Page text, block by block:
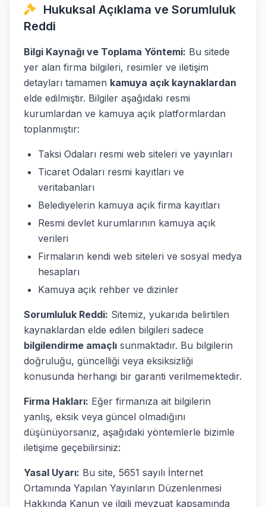
Hukuksal Açıklama ve Sorumluluk
Reddi
Bilgi Kaynağı ve Toplama Yöntemi: Bu sitede
yer alan firma bilgileri, resimler ve iletişim
detayları tamamen kamuya açık kaynaklardan
elde edilmiştir. Bilgiler aşağıdaki resmi
kurumlardan ve kamuya açık platformlardan
toplanmıştır:
Taksi Odaları resmi web siteleri ve yayınları
Ticaret Odaları resmi kayıtları ve
veritabanları
Belediyelerin kamuya açık firma kayıtları
Resmi devlet kurumlarının kamuya açık
verileri
Firmaların kendi web siteleri ve sosyal medya
hesapları
Kamuya açık rehber ve dizinler
Sorumluluk Reddi: Sitemiz, yukarıda belirtilen
kaynaklardan elde edilen bilgileri sadece
bilgilendirme amaçlı sunmaktadır. Bu bilgilerin
doğruluğu, güncelliği veya eksiksizliği
konusunda herhangi bir garanti verilmemektedir.
Firma Hakları: Eğer firmanıza ait bilgilerin
yanlış, eksik veya güncel olmadığını
düşünüyorsanız, aşağıdaki yöntemlerle bizimle
iletişime geçebilirsiniz:
Yasal Uyarı: Bu site, 5651 sayılı İnternet
Ortamında Yapılan Yayınların Düzenlenmesi
Hakkında Kanun ve ilgili mevzuat kapsamında